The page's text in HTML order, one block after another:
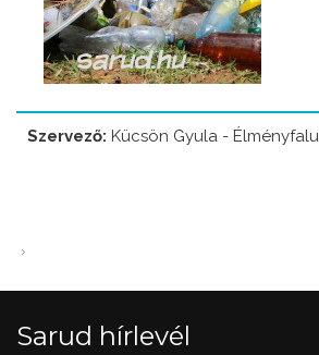
Szervező: Kücsön Gyula - Élményfalu
Sarud hírlevél